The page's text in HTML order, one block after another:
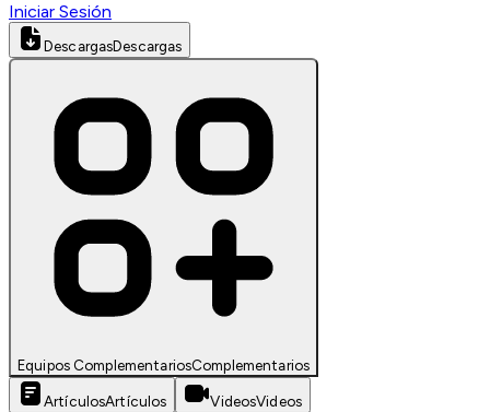
Iniciar Sesión
DescargasDescargas
Equipos ComplementariosComplementarios
ArtículosArtículos VideosVideos